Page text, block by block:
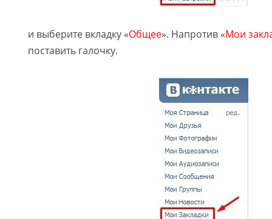
и выберите вкладку «Общее». Напротив «Мои
поставить галочку.